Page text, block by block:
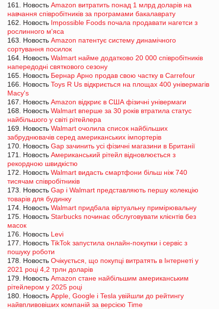
161. Новость Amazon витратить понад 1 млрд доларів на
навчання співробітників за програмами бакалаврату
162. Новость Impossible Foods почала продавати нагетси з
рослинного м'яса
163. Новость Amazon патентує систему динамічного
сортування посилок
164. Новость Walmart найме додатково 20 000 співробітників
напередодні святкового сезону
165. Новость Бернар Арно продав свою частку в Carrefour
166. Новость Toys R Us відкриється на площах 400 універмагів
Macy's
167. Новость Amazon відкриє в США фізичні універмаги
168. Новость Walmart вперше за 30 років втратила статус
найбільшого у світі рітейлера
169. Новость Walmart очолила список найбільших
забруднювачів серед американських імпортерів
170. Новость Gap зачинить усі фізичні магазини в Британії
171. Новость Американський рітейл відновлюється з
рекордною швидкістю
172. Новость Walmart видасть смартфони більш ніж 740
тисячам співробітників
173. Новость Gap і Walmart представляють першу колекцію
товарів для будинку
174. Новость Walmart придбала віртуальну примірювальну
175. Новость Starbucks починає обслуговувати клієнтів без
масок
176. Новость Levi
177. Новость TikTok запустила онлайн-покупки і сервіс з
пошуку роботи
178. Новость Очікується, що покупці витратять в Інтернеті у
2021 році 4,2 трлн доларів
179. Новость Amazon стане найбільшим американським
рітейлером у 2025 році
180. Новость Apple, Google і Tesla увійшли до рейтингу
найвпливовіших компаній за версією Time